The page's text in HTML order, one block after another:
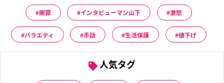
謝罪 インタビューマン山下 激怒
バラエティ 手話 生活保護 値下げ
人気タグ